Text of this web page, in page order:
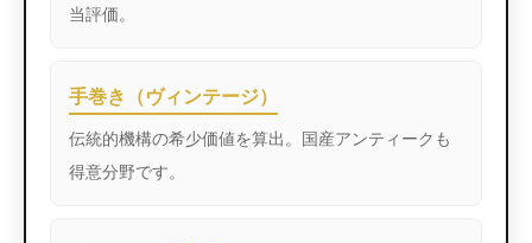
当評価。
手巻き（ヴィンテージ）
伝統的機構の希少価値を算出。国産アンティークも
得意分野です。